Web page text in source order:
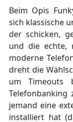
Beim Opis
sich klassische
der schicken,
und die echte,
moderne
dreht die
um Timeouts
Telefonbanking
jemand eine
installiert hat